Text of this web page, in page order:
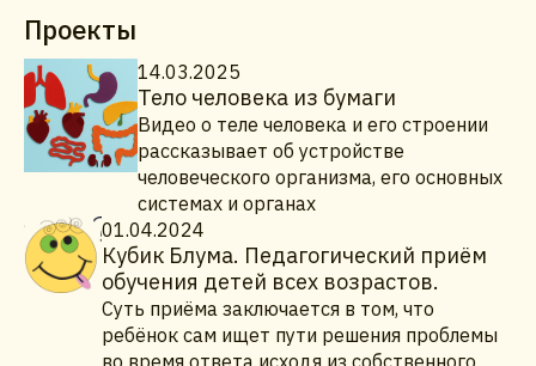
Проекты
14.03.2025
Тело человека из бумаги
Видео о теле человека и его строении
рассказывает об устройстве
человеческого организма, его основных
системах и органах
01.04.2024
Кубик Блума. Педагогический приём
обучения детей всех возрастов.
Суть приёма заключается в том, что
ребёнок сам ищет пути решения проблемы
во время ответа исходя из собственного